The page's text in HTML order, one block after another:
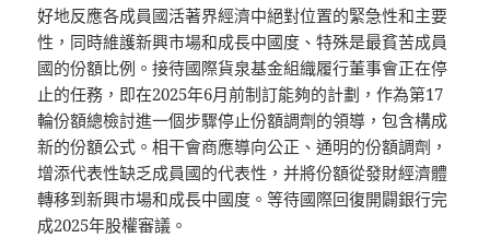
好地反應各成員國活著界經濟中絕對位置的緊急性和主要
性，同時維護新興市場和成長中國度、特殊是最貧苦成員
國的份額比例。接待國際貨泉基金組織履行董事會正在停
止的任務，即在2025年6月前制訂能夠的計劃，作為第17
輪份額總檢討進一個步驟停止份額調劑的領導，包含構成
新的份額公式。相干會商應導向公正、通明的份額調劑，
增添代表性缺乏成員國的代表性，并將份額從發財經濟體
轉移到新興市場和成長中國度。等待國際回復開闢銀行完
成2025年股權審議。